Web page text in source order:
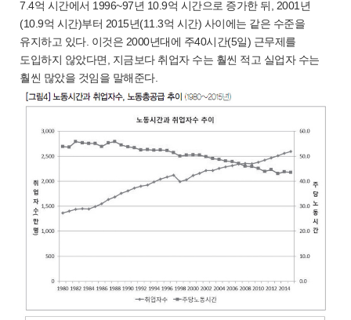
7.4억 시간에서 1996~97년 10.9억 시간으로 증가한 뒤, 2001년
(10.9억 시간)부터 2015년(11.3억 시간) 사이에는 같은 수준을
유지하고 있다. 이것은 2000년대에 주40시간(5일) 근무제를
도입하지 않았다면, 지금보다 취업자 수는 훨씬 적고 실업자 수는
훨씬 많았을 것임을 말해준다.